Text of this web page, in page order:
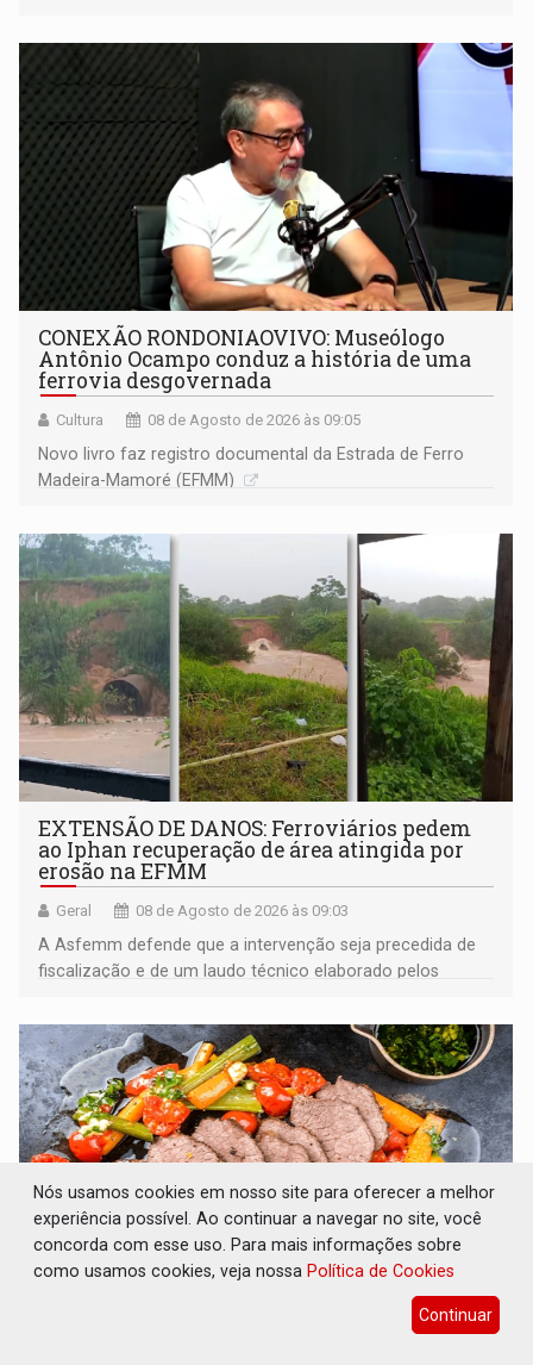
CONEXÃO RONDONIAOVIVO: Museólogo
Antônio Ocampo conduz a história de uma
ferrovia desgovernada
Cultura 08 de Agosto de 2026 às 09:05
Novo livro faz registro documental da Estrada de Ferro
Madeira-Mamoré (EFMM)
EXTENSÃO DE DANOS: Ferroviários pedem
ao Iphan recuperação de área atingida por
erosão na EFMM
Geral 08 de Agosto de 2026 às 09:03
A Asfemm defende que a intervenção seja precedida de
fiscalização e de um laudo técnico elaborado pelos
VARIANDO O CARDÁPIO: Veja essa receita de
carne assada para o almoço e o jantar
Nós usamos cookies em nosso site para oferecer a melhor
experiência possível. Ao continuar a navegar no site, você
concorda com esse uso. Para mais informações sobre
como usamos cookies, veja nossa Política de Cookies
Continuar